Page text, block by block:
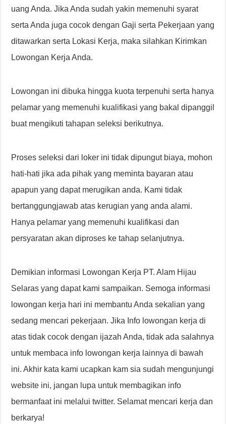
uang Anda. Jika Anda sudah yakin memenuhi syarat
serta Anda juga cocok dengan Gaji serta Pekerjaan yang
ditawarkan serta Lokasi Kerja, maka silahkan Kirimkan
Lowongan Kerja Anda.
Lowongan ini dibuka hingga kuota terpenuhi serta hanya
pelamar yang memenuhi kualifikasi yang bakal dipanggil
buat mengikuti tahapan seleksi berikutnya.
Proses seleksi dari loker ini tidak dipungut biaya, mohon
hati-hati jika ada pihak yang meminta bayaran atau
apapun yang dapat merugikan anda. Kami tidak
bertanggungjawab atas kerugian yang anda alami.
Hanya pelamar yang memenuhi kualifikasi dan
persyaratan akan diproses ke tahap selanjutnya.
Demikian informasi Lowongan Kerja PT. Alam Hijau
Selaras yang dapat kami sampaikan. Semoga informasi
lowongan kerja hari ini membantu Anda sekalian yang
sedang mencari pekerjaan. Jika Info lowongan kerja di
atas tidak cocok dengan ijazah Anda, tidak ada salahnya
untuk membaca info lowongan kerja lainnya di bawah
ini. Akhir kata kami ucapkan kam sia sudah mengunjungi
website ini, jangan lupa untuk membagikan info
bermanfaat ini melalui twitter. Selamat mencari kerja dan
berkarya!